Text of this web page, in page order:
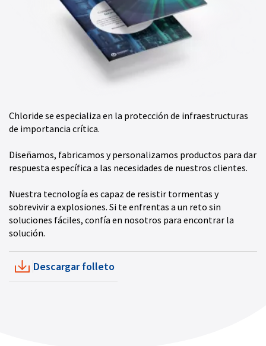
Chloride se especializa en la protección de infraestructuras
de importancia crítica.
Diseñamos, fabricamos y personalizamos productos para dar
respuesta específica a las necesidades de nuestros clientes.
Nuestra tecnología es capaz de resistir tormentas y
sobrevivir a explosiones. Si te enfrentas a un reto sin
soluciones fáciles, confía en nosotros para encontrar la
solución.
Descargar folleto